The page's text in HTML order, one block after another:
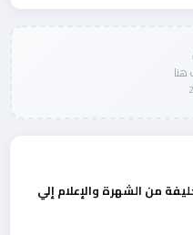
من الشهرة والإعلام إلي